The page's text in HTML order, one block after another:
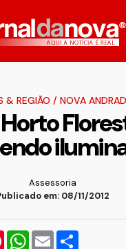
& REGIÃO / NOVA
Assessoria
em: 08/11/2012
PinterestWhatsApp
Email